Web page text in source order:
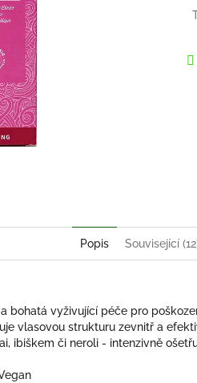
Popis Související
bohatá vyživující péče pro
vlasovou strukturu zevnitř a
ibiškem či neroli - intenzivně